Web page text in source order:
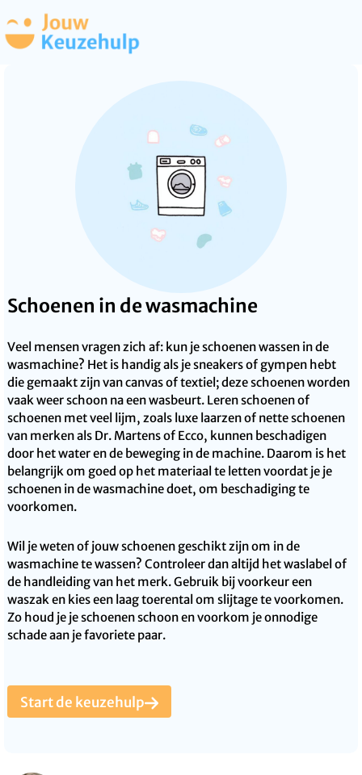
Schoenen in de wasmachine
Veel mensen vragen zich af: kun je schoenen wassen in de
wasmachine? Het is handig als je sneakers of gympen hebt
die gemaakt zijn van canvas of textiel; deze schoenen worden
vaak weer schoon na een wasbeurt. Leren schoenen of
schoenen met veel lijm, zoals luxe laarzen of nette schoenen
van merken als Dr. Martens of Ecco, kunnen beschadigen
door het water en de beweging in de machine. Daarom is het
belangrijk om goed op het materiaal te letten voordat je je
schoenen in de wasmachine doet, om beschadiging te
voorkomen.
Wil je weten of jouw schoenen geschikt zijn om in de
wasmachine te wassen? Controleer dan altijd het waslabel of
de handleiding van het merk. Gebruik bij voorkeur een
waszak en kies een laag toerental om slijtage te voorkomen.
Zo houd je je schoenen schoon en voorkom je onnodige
schade aan je favoriete paar.
Start de keuzehulp